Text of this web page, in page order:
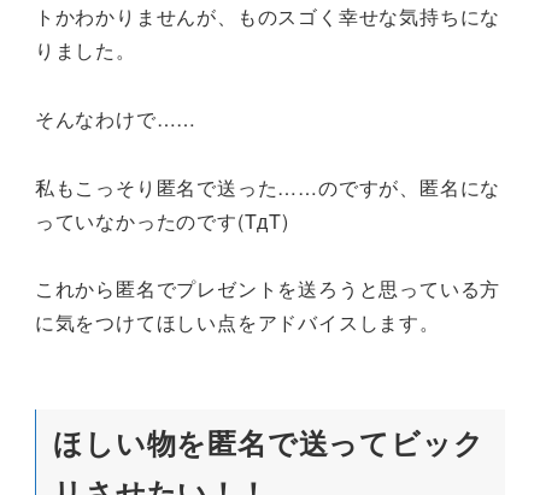
トかわかりませんが、ものスゴく幸せな気持ちにな
りました。
そんなわけで……
私もこっそり匿名で送った……のですが、匿名にな
っていなかったのです(TдT)
これから匿名でプレゼントを送ろうと思っている方
に気をつけてほしい点をアドバイスします。
ほしい物を匿名で送ってビック